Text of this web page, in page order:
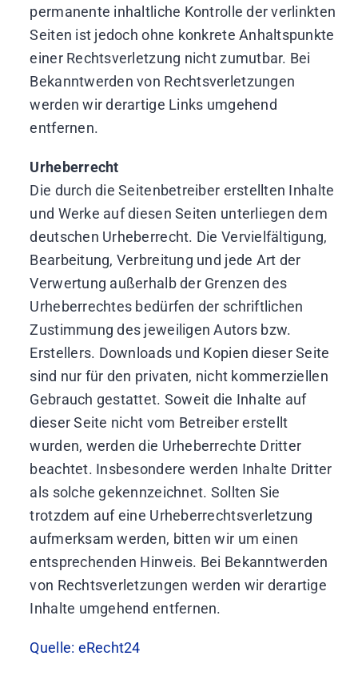
permanente inhaltliche Kontrolle der verlinkten
Seiten ist jedoch ohne konkrete Anhaltspunkte
einer Rechtsverletzung nicht zumutbar. Bei
Bekanntwerden von Rechtsverletzungen
werden wir derartige Links umgehend
entfernen.
Urheberrecht
Die durch die Seitenbetreiber erstellten Inhalte
und Werke auf diesen Seiten unterliegen dem
deutschen Urheberrecht. Die Vervielfältigung,
Bearbeitung, Verbreitung und jede Art der
Verwertung außerhalb der Grenzen des
Urheberrechtes bedürfen der schriftlichen
Zustimmung des jeweiligen Autors bzw.
Erstellers. Downloads und Kopien dieser Seite
sind nur für den privaten, nicht kommerziellen
Gebrauch gestattet. Soweit die Inhalte auf
dieser Seite nicht vom Betreiber erstellt
wurden, werden die Urheberrechte Dritter
beachtet. Insbesondere werden Inhalte Dritter
als solche gekennzeichnet. Sollten Sie
trotzdem auf eine Urheberrechtsverletzung
aufmerksam werden, bitten wir um einen
entsprechenden Hinweis. Bei Bekanntwerden
von Rechtsverletzungen werden wir derartige
Inhalte umgehend entfernen.
Quelle: eRecht24